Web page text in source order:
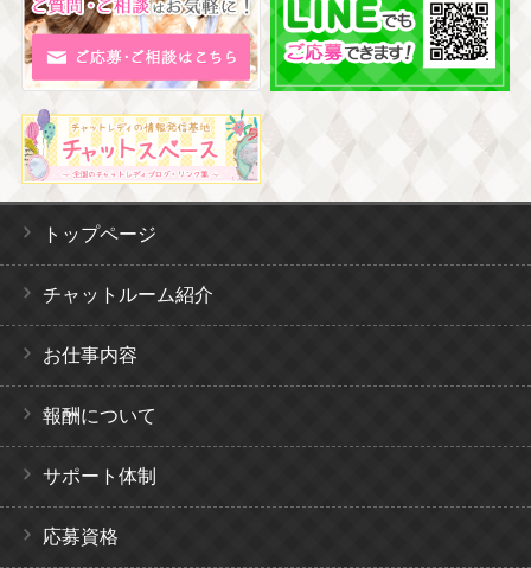
トップページ
チャットルーム紹介
お仕事内容
報酬について
サポート体制
応募資格